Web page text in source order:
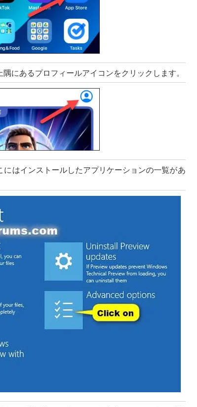
にあるプロフィールアイコンをクリックします。
はインストールしたアプリケーションの一覧があ